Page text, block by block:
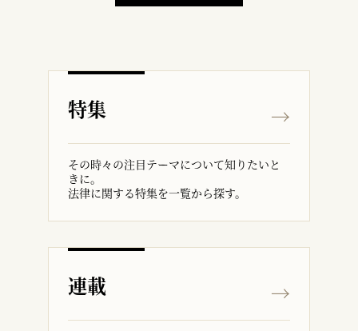
特集
その時々の注目テーマについて知りたいと
きに。
法律に関する特集を一覧から探す。
連載